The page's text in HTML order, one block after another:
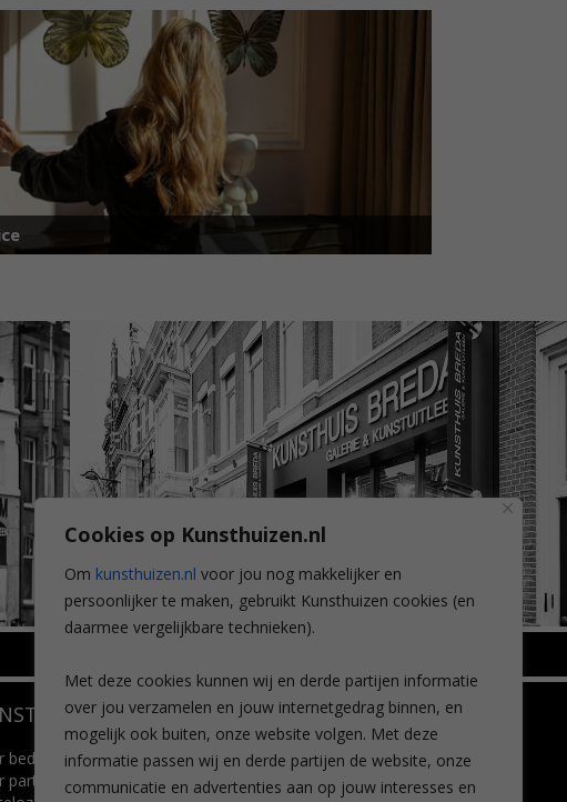
Cookies op Kunsthuizen.nl
Om kunsthuizen.nl voor jou nog makkelijker en
persoonlijker te maken, gebruikt Kunsthuizen cookies (en
daarmee vergelijkbare technieken).
Met deze cookies kunnen wij en derde partijen informatie
over jou verzamelen en jouw internetgedrag binnen, en
mogelijk ook buiten, onze website volgen. Met deze
informatie passen wij en derde partijen de website, onze
communicatie en advertenties aan op jouw interesses en
Wilhelminastraat 11
4818 SB Breda
+31 (0)76 5221309
info@kunsthuisbreda.nl
bedrijven
particulieren
CONTACT
Contact
Leiden